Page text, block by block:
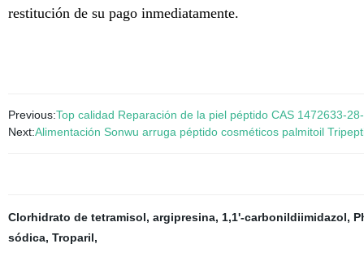
restitución de su pago inmediatamente.
Previous:Top calidad Reparación de la piel péptido CAS 1472633-
Next:Alimentación Sonwu arruga péptido cosméticos palmitoil
Clorhidrato de tetramisol, argipresina, 1,1'-carbonildiimidazol,
sódica, Troparil,